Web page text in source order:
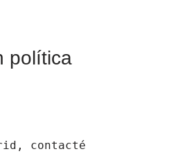
política
contacté